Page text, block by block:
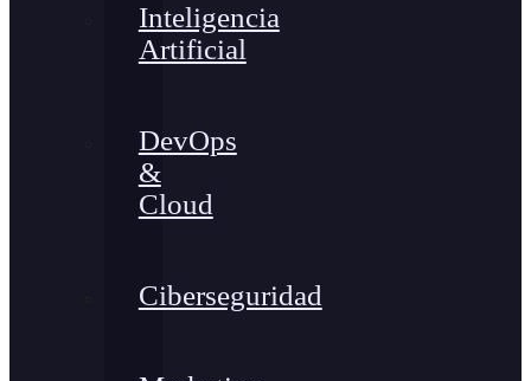
Inteligencia
Artificial
DevOps
&
Cloud
Ciberseguridad